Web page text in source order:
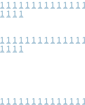
1 1 1 1 1 1 1 1 1 1 1 1 1
1 1 1 1
1 1 1 1 1 1 1 1 1 1 1 1 1
1 1 1 1
1 1 1 1 1 1 1 1 1 1 1 1 1